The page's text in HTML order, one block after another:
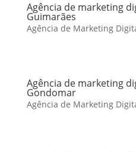
Agência de marketing
Guimarães
Agência de Marketing
Agência de marketing
Gondomar
Agência de Marketing